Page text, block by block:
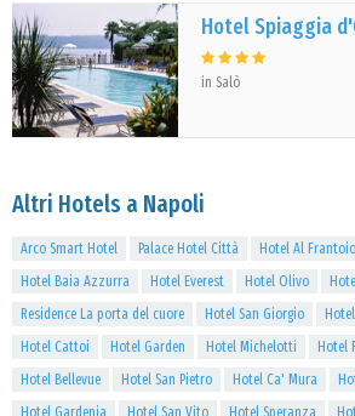
Hotel Spiaggia
in Salò
Altri Hotels a Napoli
Arco Smart Hotel Palace Hotel Città Hotel Al Frantoio
Hotel Baia Azzurra
Hotel Everest Hotel Olivo
Residence La porta del cuore
Hotel San Giorgio
Hotel Cattoi
Hotel Garden Hotel Michelotti Hotel
Hotel Bellevue
Hotel San Pietro Hotel Ca' Mura
Hotel Gardenia
Hotel San Vito Hotel Speranza